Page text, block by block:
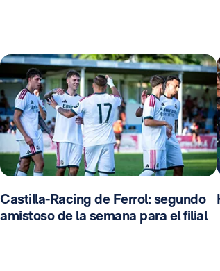
Castilla-Racing de Ferrol: segundo
amistoso de la semana para el filial